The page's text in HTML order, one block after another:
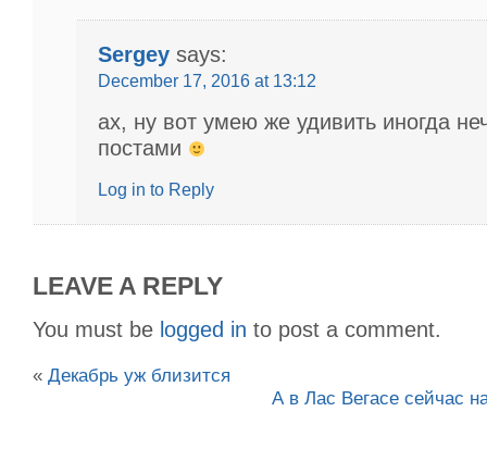
Sergey says:
December 17, 2016 at 13:12
ах, ну вот умею же удивить иногда
постами
Log in to Reply
LEAVE A REPLY
You must be logged in to post a comment.
« Декабрь уж близится
А в Лас Вегасе сейчас